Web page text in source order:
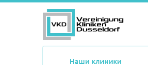
Наши клиники